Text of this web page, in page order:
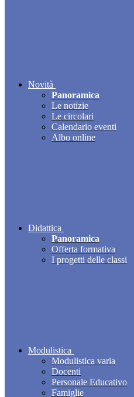
Novità
Panoramica
Le notizie
Le circolari
Calendario eventi
Albo online
Didattica
Panoramica
Offerta formativa
I progetti delle classi
Modulistica
Modulistica varia
Docenti
Personale Educativo
Famiglie